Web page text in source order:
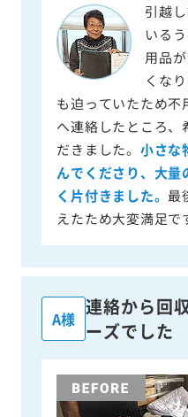
引越
いる
用品
くな
も迫っていたため不
へ連絡したところ、
だきました。 小さな
んでくださり、大
く片付きました。 最
えたため大変満足で
A様
連絡から回
ーズでした